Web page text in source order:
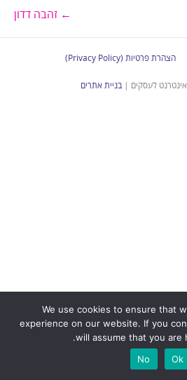
← זהבה דדון
הצהרת פרטיות (Privacy Policy)
לעסקים |בניית אתרים
We use cookies to ensure that
experience on our website. If you
will assume that you are
Ok
No